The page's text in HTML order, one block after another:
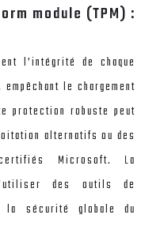
module (TPM) :
l’intégrité de chaque
le chargement
protection robuste peut
alternatifs ou des
Microsoft. La
des outils de
la sécurité globale du